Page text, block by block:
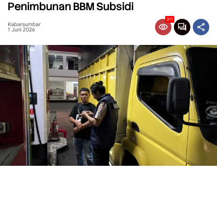
Penimbunan BBM Subsidi
Kabarsumbar
1 Juni 2026
311